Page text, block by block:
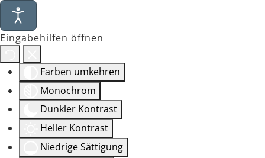
Eingabehilfen öffnen
Farben umkehren
Monochrom
Dunkler Kontrast
Heller Kontrast
Niedrige Sättigung